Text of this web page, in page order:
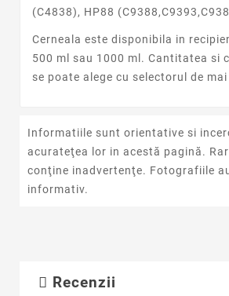
(C4838), HP88
Cerneala este disponibila in
500 ml sau 1000 ml. Cantitatea si
se poate alege cu selectorul de mai
Informatiile sunt orientative si
acurateţea lor in acestă pagină.
conţine inadvertenţe. Fotografiile
informativ.
Recenzii